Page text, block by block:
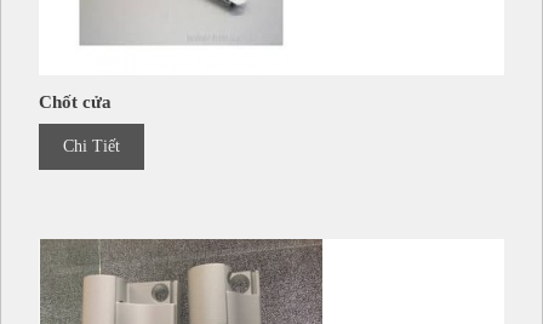
Chốt cửa
Chi Tiết